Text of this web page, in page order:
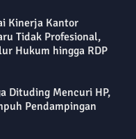
Kinerja Kantor
Tidak Profesional,
Hukum hingga RDP
Dituding Mencuri HP,
Pendampingan